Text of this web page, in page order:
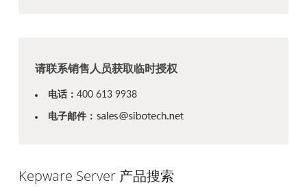
请联系销售人员获取临时授权
电话： 400 613 9938
电子邮件：
Kepware Server 产品搜索